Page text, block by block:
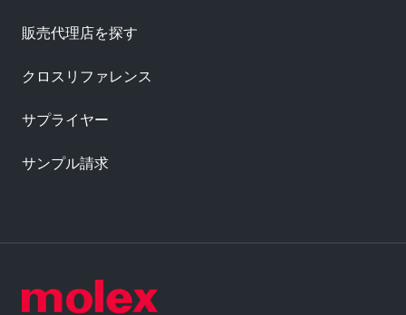
販売代理店を探す
クロスリファレンス
サプライヤー
サンプル請求